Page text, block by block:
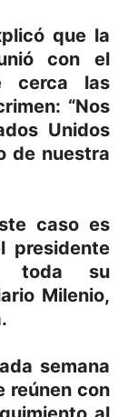
que la
con el
cerca las
“Nos
Unidos
de nuestra
caso es
presidente
toda su
Milenio,
semana
reúnen con